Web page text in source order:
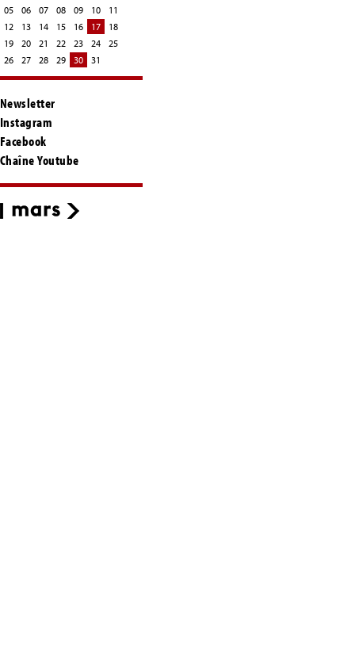
05
06 07 08 09 10
11
12
13 14 15 16 17
18
19
20 21 22 23 24
25
26
27 28 29 30 31
Newsletter
Instagram
Facebook
Chaîne Youtube